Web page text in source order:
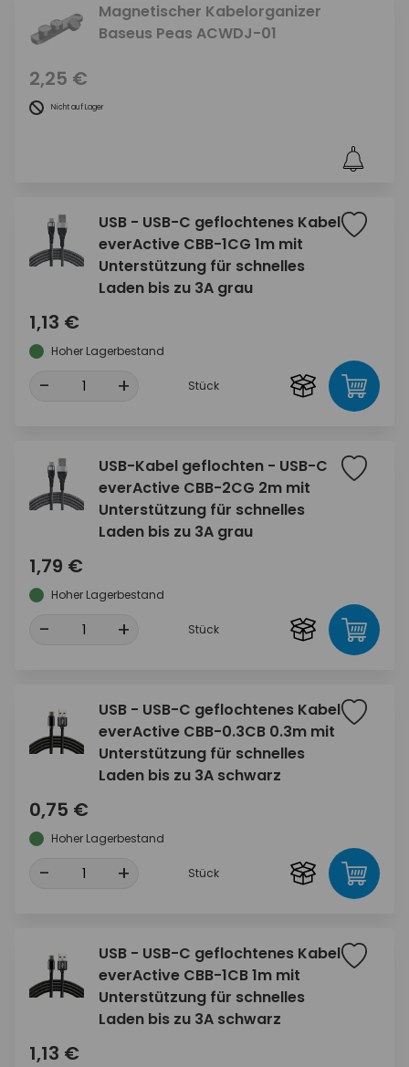
Magnetischer Kabelorganizer
Baseus Peas ACWDJ-01
2,25 €
Nicht auf Lager
USB - USB-C geflochtenes Kabel
everActive CBB-1CG 1m mit
Unterstützung für schnelles
Laden bis zu 3A grau
1,13 €
Hoher Lagerbestand
- + Stück
USB-Kabel geflochten - USB-C
everActive CBB-2CG 2m mit
Unterstützung für schnelles
Laden bis zu 3A grau
1,79 €
Hoher Lagerbestand
- + Stück
USB - USB-C geflochtenes Kabel
everActive CBB-0.3CB 0.3m mit
Unterstützung für schnelles
Laden bis zu 3A schwarz
0,75 €
Hoher Lagerbestand
- + Stück
USB - USB-C geflochtenes Kabel
everActive CBB-1CB 1m mit
Unterstützung für schnelles
Laden bis zu 3A schwarz
1,13 €